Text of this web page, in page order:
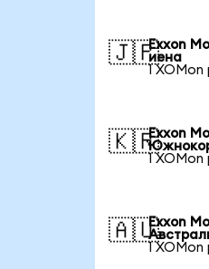
🇯🇵Exxon
иена
1
🇰🇷Exxon
1 XOMon
🇦🇺Exxon
1 XOMon